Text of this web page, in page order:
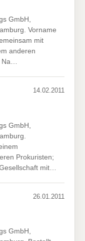
GmbH,
Vorname
mit
anderen
14.02.2011
GmbH,
Prokuristen;
mit…
26.01.2011
GmbH,